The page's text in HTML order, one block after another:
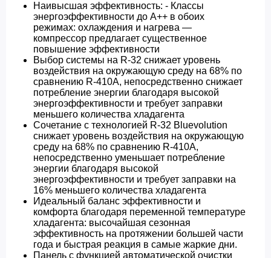
Наивысшая эффективность: - Классы
энергоэффективности до A++ в обоих
режимах: охлаждения и нагрева —
компрессор предлагает существенное
повышение эффективности
Выбор системы на R-32 снижает уровень
воздействия на окружающую среду на 68% по
сравнению R-410A, непосредственно снижает
потребление энергии благодаря высокой
энергоэффективности и требует заправки
меньшего количества хладагента
Сочетание с технологией R-32 Bluevolution
снижает уровень воздействия на окружающую
среду на 68% по сравнению R-410A,
непосредственно уменьшает потребление
энергии благодаря высокой
энергоэффективности и требует заправки на
16% меньшего количества хладагента
Идеальный баланс эффективности и
комфорта благодаря переменной температуре
хладагента: высочайшая сезонная
эффективность на протяжении большей части
года и быстрая реакция в самые жаркие дни.
Панель с функцией автоматической очистки